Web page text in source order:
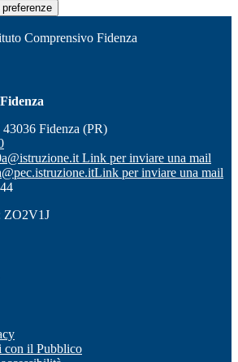
Comprensivo Fidenza
Fidenza (PR)
Link per inviare una mail
Link per inviare una mail
ZO2V1J
il Pubblico